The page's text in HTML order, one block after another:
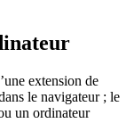
extension de
le navigateur ; le
un ordinateur